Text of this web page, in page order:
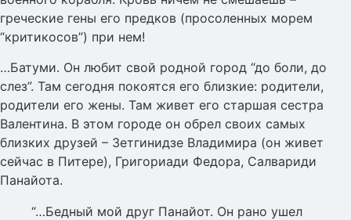
греческие гены его предков (просоленных морем
“критикосов”) при нем!
…Батуми. Он любит свой родной город “до боли, до
слез”. Там сегодня покоятся его близкие: родители,
родители его жены. Там живет его старшая сестра
Валентина. В этом городе он обрел своих самых
близких друзей – Зетгинидзе Владимира (он живет
сейчас в Питере), Григориади Федора, Салвариди
Панайота.
“…Бедный мой друг Панайот. Он рано ушел